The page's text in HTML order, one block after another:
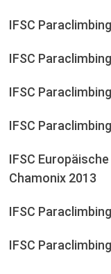
IFSC
IFSC
IFSC
IFSC
IFSC
Chamonix 2013
IFSC
IFSC